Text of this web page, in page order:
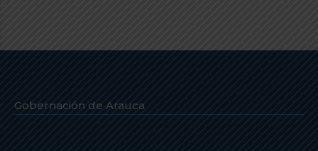
Gobernación de Arauca